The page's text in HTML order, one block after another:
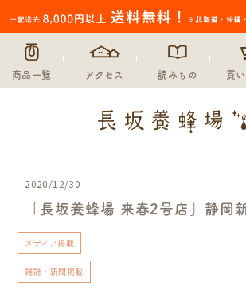
商品一覧 アクセス 読みもの 買
2020/12/30
「長坂養蜂場 来春2号店」静岡
メディア掲載
雑誌・新聞掲載